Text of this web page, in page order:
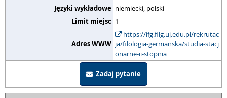
Języki wykładowe niemiecki, polski
Limit miejsc 1
Adres WWW
https://ifg.filg.uj.edu.pl/rekrutac
ja/filologia-germanska/studia-stacj
onarne-ii-stopnia
Zadaj pytanie